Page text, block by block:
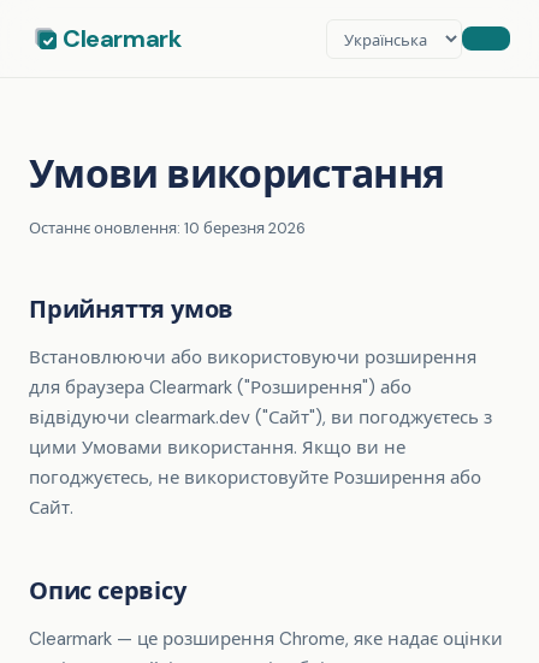
Clearmark
Умови використання
Останнє оновлення: 10 березня 2026
Прийняття умов
Встановлюючи або використовуючи розширення
для браузера Clearmark ("Розширення") або
відвідуючи clearmark.dev ("Сайт"), ви погоджуєтесь з
цими Умовами використання. Якщо ви не
погоджуєтесь, не використовуйте Розширення або
Сайт.
Опис сервісу
Clearmark — це розширення Chrome, яке надає оцінки